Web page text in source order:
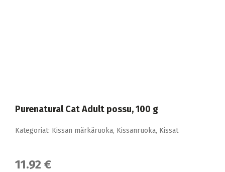
Purenatural Cat Adult possu, 100 g
Kategoriat: Kissan märkäruoka, Kissanruoka, Kissat
11.92 €